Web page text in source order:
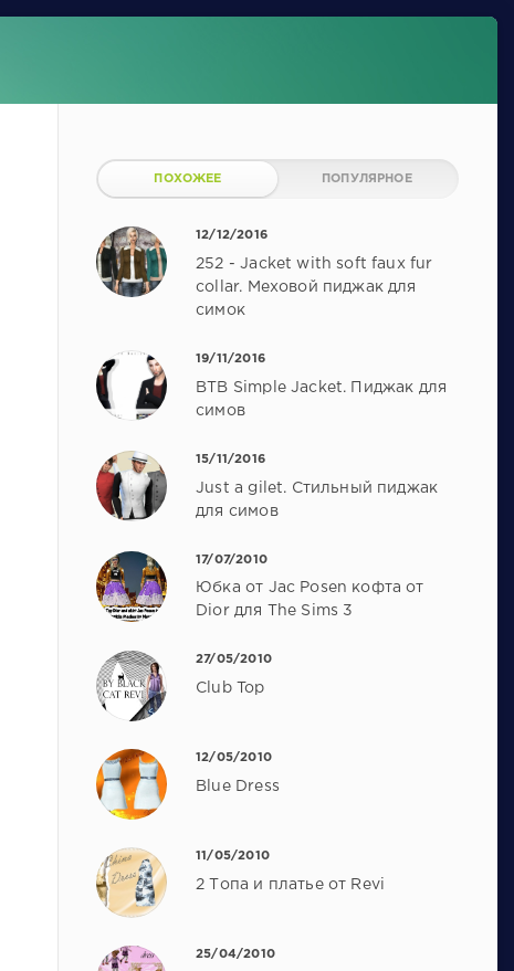
ПОХОЖЕЕ ПОПУЛЯРНОЕ
12/12/2016
252 - Jacket with soft faux fur
collar. Меховой пиджак для
симок
19/11/2016
BTB Simple Jacket. Пиджак для
симов
15/11/2016
Just a gilet. Стильный пиджак
для симов
17/07/2010
Юбка от Jac Posen кофта от
Dior для The Sims 3
27/05/2010
Club Top
12/05/2010
Blue Dress
11/05/2010
2 Топа и платье от Revi
25/04/2010